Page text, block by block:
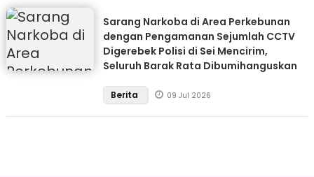
Sarang Narkoba di Area Perkebunan
dengan Pengamanan Sejumlah CCTV
Digerebek Polisi di Sei Mencirim,
Seluruh Barak Rata Dibumihanguskan
Berita 09 Jul 2026